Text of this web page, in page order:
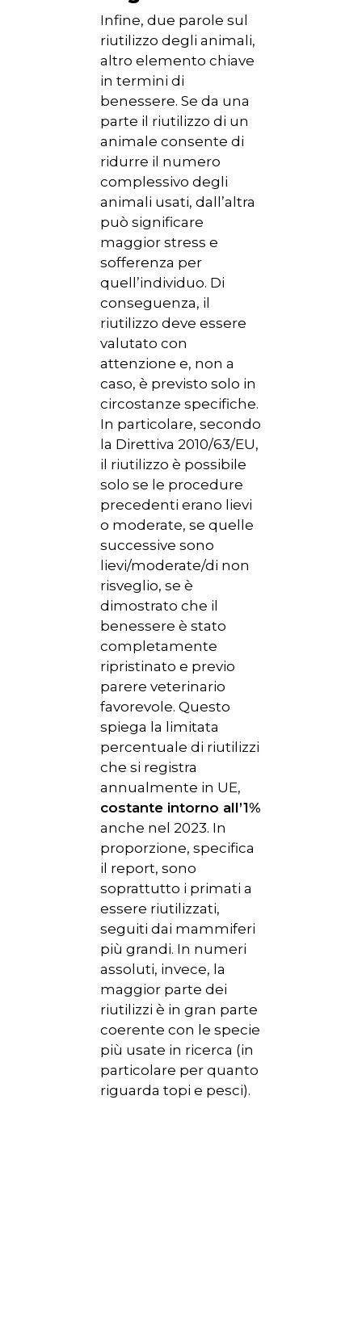
Infine, due parole sul
riutilizzo degli animali,
altro elemento chiave
in termini di
benessere. Se da una
parte il riutilizzo di un
animale consente di
ridurre il numero
complessivo degli
animali usati, dall’altra
può significare
maggior stress e
sofferenza per
quell’individuo. Di
conseguenza, il
riutilizzo deve essere
valutato con
attenzione e, non a
caso, è previsto solo in
circostanze specifiche.
In particolare, secondo
la Direttiva 2010/63/EU,
il riutilizzo è possibile
solo se le procedure
precedenti erano lievi
o moderate, se quelle
successive sono
lievi/moderate/di non
risveglio, se è
dimostrato che il
benessere è stato
completamente
ripristinato e previo
parere veterinario
favorevole. Questo
spiega la limitata
percentuale di riutilizzi
che si registra
annualmente in UE,
costante intorno all’1%
anche nel 2023. In
proporzione, specifica
il report, sono
soprattutto i primati a
essere riutilizzati,
seguiti dai mammiferi
più grandi. In numeri
assoluti, invece, la
maggior parte dei
riutilizzi è in gran parte
coerente con le specie
più usate in ricerca (in
particolare per quanto
riguarda topi e pesci).